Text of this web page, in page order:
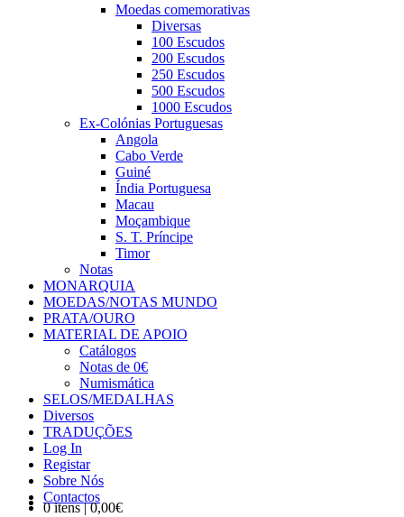
Moedas comemorativas
Diversas
100 Escudos
200 Escudos
250 Escudos
500 Escudos
1000 Escudos
Ex-Colónias Portuguesas
Angola
Cabo Verde
Guiné
Índia Portuguesa
Macau
Moçambique
S. T. Príncipe
Timor
Notas
MONARQUIA
MOEDAS/NOTAS MUNDO
PRATA/OURO
MATERIAL DE APOIO
Catálogos
Notas de 0€
Numismática
SELOS/MEDALHAS
Diversos
TRADUÇÕES
Log In
Registar
Sobre Nós
Contactos
0 itens | 0,00€